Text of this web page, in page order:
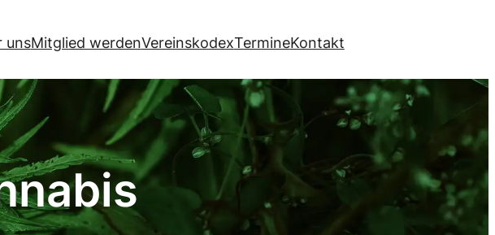
unsMitglied werdenVereinskodexTermineKontakt